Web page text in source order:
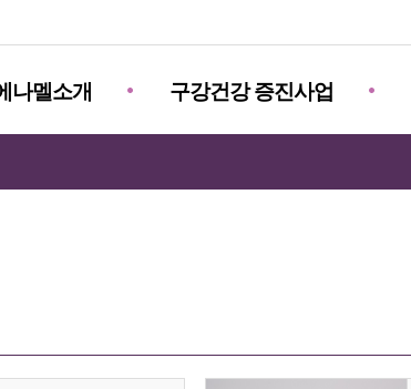
나멜소개 구강건강 증진사업